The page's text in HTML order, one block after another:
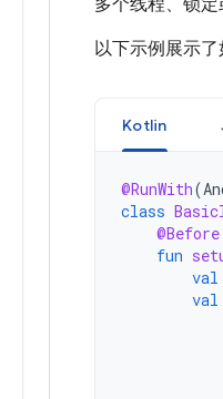
多个线程、锁定
以下示例展示了
Kotlin
@RunWith(
class
@Before
fun
val
val